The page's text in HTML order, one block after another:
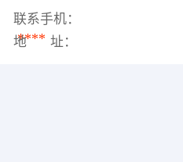
联系手机：
****
地 址：